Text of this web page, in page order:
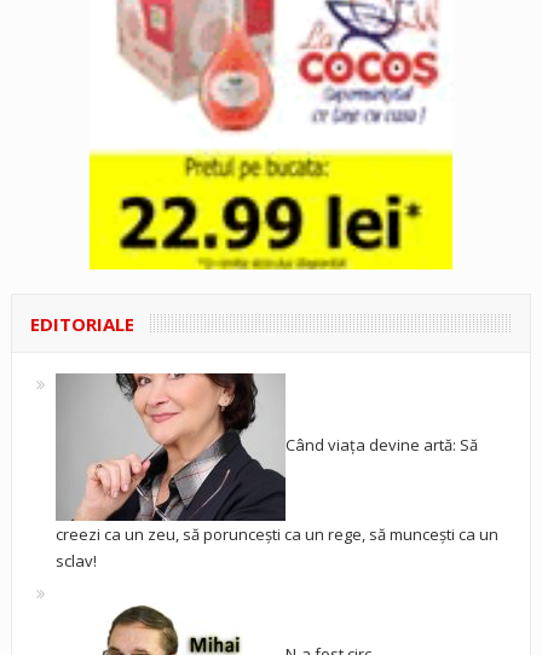
EDITORIALE
Când viața devine artă: Să
creezi ca un zeu, să poruncești ca un rege, să muncești ca un
sclav!